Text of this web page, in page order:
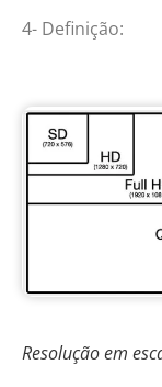
4- Definição:
Resolução em